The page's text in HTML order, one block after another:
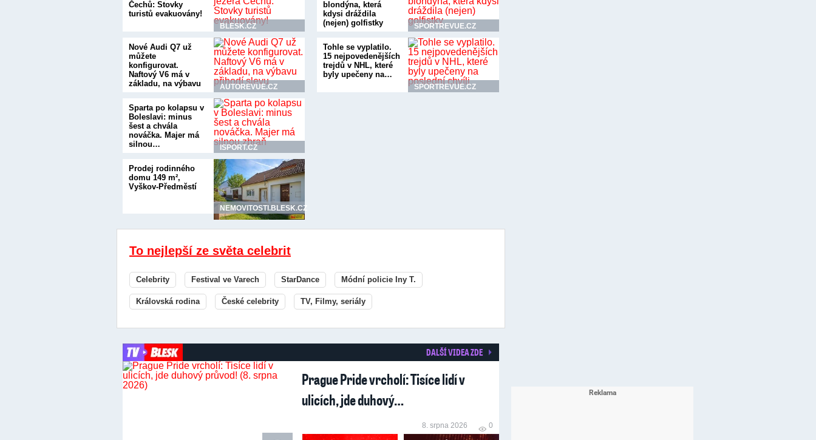
Čechů: Stovky
turistů evakuovány!
BLESK.CZ
blondýna, která
kdysi dráždila
(nejen) golfistky
SPORTREVUE.CZ
Nové Audi Q7 už
můžete
konfigurovat.
Naftový V6 má v
základu, na výbavu
AUTOREVUE.CZ
Tohle se vyplatilo.
15 nejpovedenějších
trejdů v NHL, které
byly upečeny na…
SPORTREVUE.CZ
Sparta po kolapsu v
Boleslavi: minus
šest a chvála
nováčka. Majer má
silnou…
ISPORT.CZ
Prodej rodinného
domu 149 m²,
Vyškov-Předměstí
NEMOVITOSTI.BLESK.CZ
To nejlepší ze světa celebrit
Celebrity Festival ve Varech StarDance Módní policie Iny T.
Královská rodina České celebrity TV, Filmy, seriály
DALŠÍ VIDEA ZDE
Prague Pride vrcholí: Tisíce lidí v
ulicích, jde duhový…
0
8. srpna 2026